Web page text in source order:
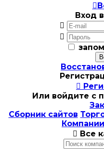

Вход



Или войдите с
Сборник сайтов
Компании
 Все